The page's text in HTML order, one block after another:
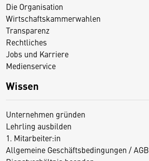
Die Organisation
Wirtschaftskammerwahlen
Transparenz
Rechtliches
Jobs und Karriere
Medienservice
Wissen
Unternehmen gründen
Lehrling ausbilden
1. Mitarbeiter:in
Allgemeine Geschäftsbedingungen / AGB